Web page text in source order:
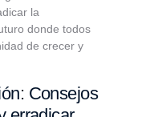
la
donde todos
de crecer y
Consejos